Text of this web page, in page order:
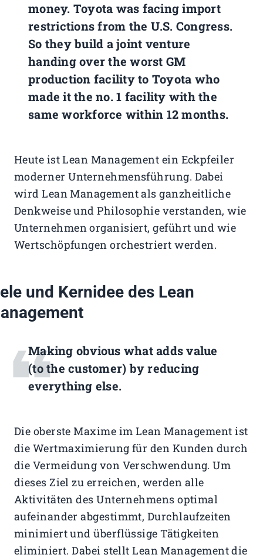
money. Toyota was facing import
restrictions from the U.S. Congress.
So they build a joint venture
handing over the worst GM
production facility to Toyota who
made it the no. 1 facility with the
same workforce within 12 months.
Heute ist Lean Management ein Eckpfeiler
moderner Unternehmensführung. Dabei
wird Lean Management als ganzheitliche
Denkweise und Philosophie verstanden, wie
Unternehmen organisiert, geführt und wie
Wertschöpfungen orchestriert werden.
und Kernidee des Lean
Making obvious what adds value
(to the customer) by reducing
everything else.
Die oberste Maxime im Lean Management ist
die Wertmaximierung für den Kunden durch
die Vermeidung von Verschwendung. Um
dieses Ziel zu erreichen, werden alle
Aktivitäten des Unternehmens optimal
aufeinander abgestimmt, Durchlaufzeiten
minimiert und überflüssige Tätigkeiten
eliminiert. Dabei stellt Lean Management die